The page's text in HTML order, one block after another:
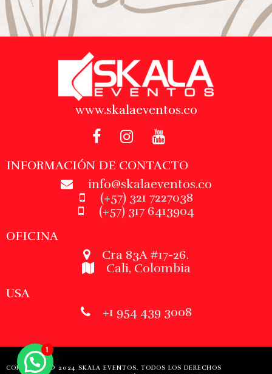
www.skalaeventos.co
INFORMACIÓN DE CONTACTO
info@skalaeventos.co
(+57) 321 7227038
(+57) 317 6413904
OFICINA
Cra 83A #17-26.
Cali, Colombia
USA
+1 954 439 3008
COPYRIGHT © 2024 SKALA EVENTOS. TODOS LOS DERECHOS